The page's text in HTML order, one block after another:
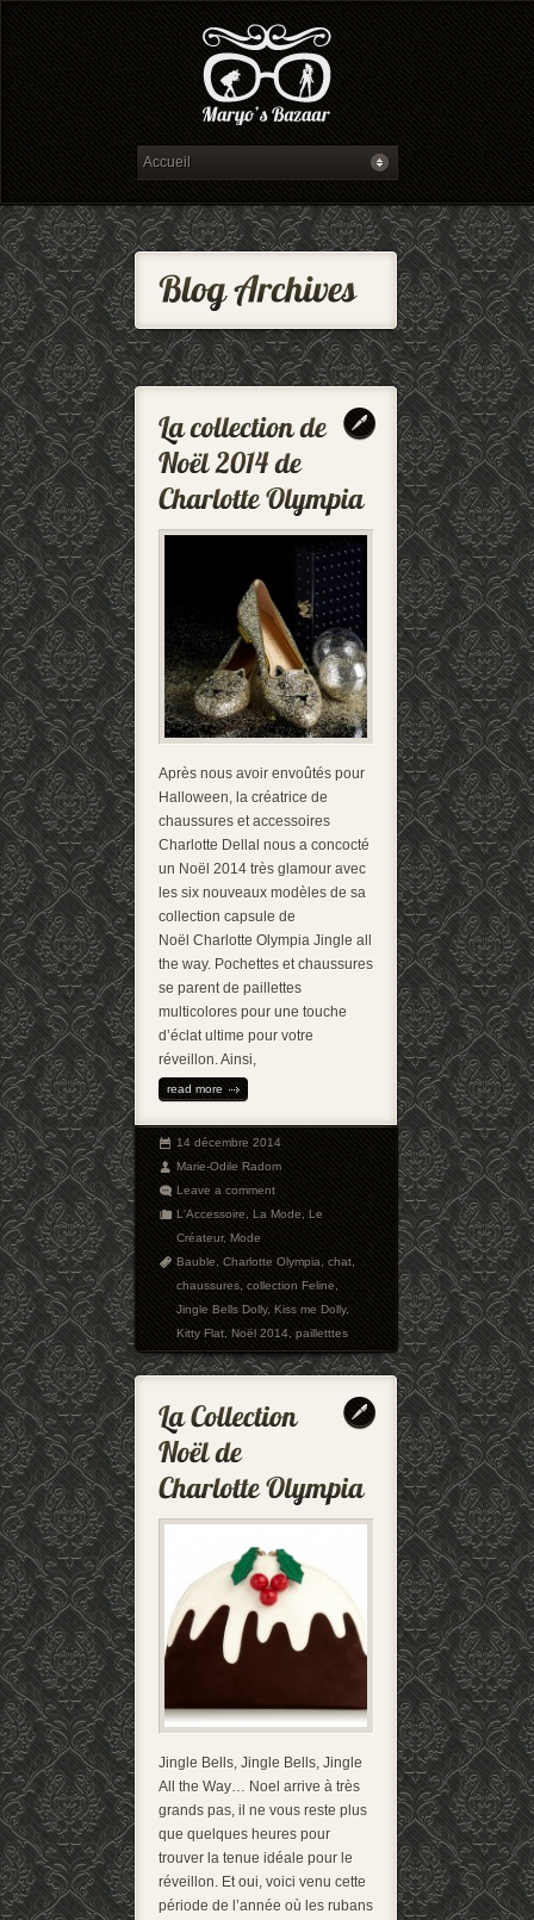
Après nous avoir envoûtés pour
Halloween, la créatrice de
chaussures et accessoires
Charlotte Dellal nous a concocté
un Noël 2014 très glamour avec
les six nouveaux modèles de sa
collection capsule de
Noël Charlotte Olympia Jingle all
the way. Pochettes et chaussures
se parent de paillettes
multicolores pour une touche
d’éclat ultime pour votre
réveillon. Ainsi,
read more
14 décembre 2014
Marie-Odile Radom
Leave a comment
L'Accessoire,La Mode,Le
Créateur,Mode
Bauble,Charlotte Olympia,chat,
chaussures,collection Feline,
Jingle Bells Dolly,Kiss me Dolly,
Kitty Flat,Noël 2014,pailletttes
Jingle Bells, Jingle Bells, Jingle
All the Way… Noel arrive à très
grands pas, il ne vous reste plus
que quelques heures pour
trouver la tenue idéale pour le
réveillon. Et oui, voici venu cette
période de l’année où les rubans